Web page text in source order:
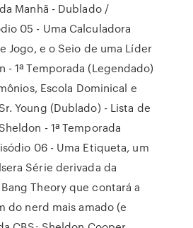
Manhã - Dublado /
05 - Uma Calculadora
Jogo, e o Seio de uma Líder
- 1ª Temporada (Legendado)
Escola Dominical e
Young (Dublado) - Lista de
- 1ª Temporada
06 - Uma Etiqueta, um
Série derivada da
Theory que contará a
do nerd mais amado (e